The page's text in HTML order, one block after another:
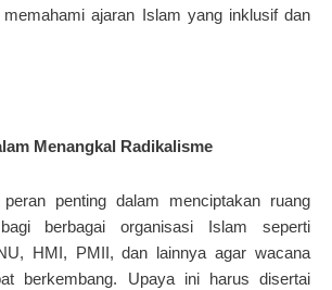
memahami ajaran Islam yang inklusif dan
Menangkal Radikalisme
penting dalam menciptakan ruang
berbagai organisasi Islam seperti
HMI, PMII, dan lainnya agar wacana
berkembang. Upaya ini harus disertai